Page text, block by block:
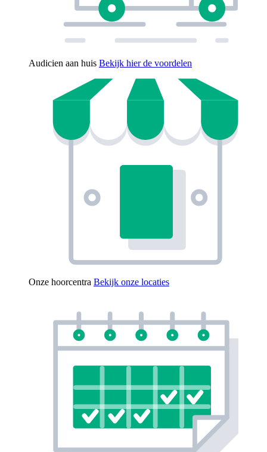
Audicien aan huis Bekijk hier de voordelen
Onze hoorcentra Bekijk onze locaties